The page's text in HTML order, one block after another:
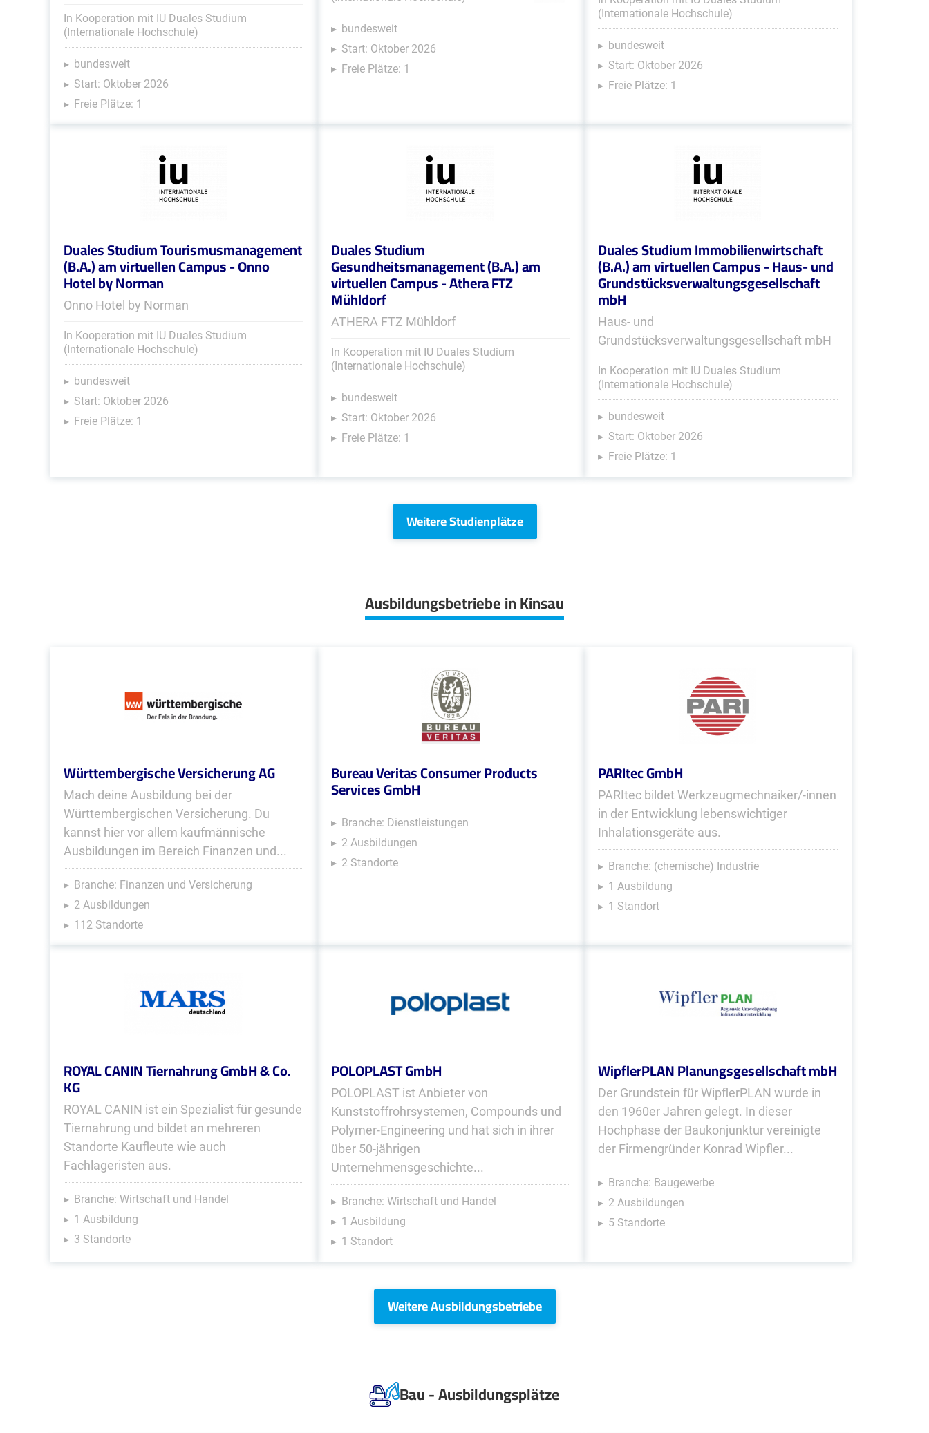
In Kooperation mit IU Duales Studium
(Internationale Hochschule)
bundesweit
Start: Oktober 2026
Freie Plätze: 1
bundesweit
Start: Oktober 2026
Freie Plätze: 1
(Internationale Hochschule)
bundesweit
Start: Oktober 2026
Freie Plätze: 1
Duales Studium Tourismusmanagement
(B.A.) am virtuellen Campus - Onno
Hotel by Norman
Onno Hotel by Norman
In Kooperation mit IU Duales Studium
(Internationale Hochschule)
bundesweit
Start: Oktober 2026
Freie Plätze: 1
Duales Studium
Gesundheitsmanagement (B.A.) am
virtuellen Campus - Athera FTZ
Mühldorf
ATHERA FTZ Mühldorf
In Kooperation mit IU Duales Studium
(Internationale Hochschule)
bundesweit
Start: Oktober 2026
Freie Plätze: 1
Duales Studium Immobilienwirtschaft
(B.A.) am virtuellen Campus - Haus- und
Grundstücksverwaltungsgesellschaft
mbH
Haus- und
Grundstücksverwaltungsgesellschaft mbH
In Kooperation mit IU Duales Studium
(Internationale Hochschule)
bundesweit
Start: Oktober 2026
Freie Plätze: 1
Weitere Studienplätze
Ausbildungsbetriebe in Kinsau
Württembergische Versicherung AG
Mach deine Ausbildung bei der
Württembergischen Versicherung. Du
kannst hier vor allem kaufmännische
Ausbildungen im Bereich Finanzen und...
Branche: Finanzen und Versicherung
2 Ausbildungen
112 Standorte
Bureau Veritas Consumer Products
Services GmbH
Branche: Dienstleistungen
2 Ausbildungen
2 Standorte
PARItec GmbH
PARItec bildet Werkzeugmechnaiker/-innen
in der Entwicklung lebenswichtiger
Inhalationsgeräte aus.
Branche: (chemische) Industrie
1 Ausbildung
1 Standort
ROYAL CANIN Tiernahrung GmbH & Co.
KG
ROYAL CANIN ist ein Spezialist für gesunde
Tiernahrung und bildet an mehreren
Standorte Kaufleute wie auch
Fachlageristen aus.
Branche: Wirtschaft und Handel
1 Ausbildung
3 Standorte
POLOPLAST GmbH
POLOPLAST ist Anbieter von
Kunststoffrohrsystemen, Compounds und
Polymer-Engineering und hat sich in ihrer
über 50-jährigen
Unternehmensgeschichte...
Branche: Wirtschaft und Handel
1 Ausbildung
1 Standort
WipflerPLAN Planungsgesellschaft mbH
Der Grundstein für WipflerPLAN wurde in
den 1960er Jahren gelegt. In dieser
Hochphase der Baukonjunktur vereinigte
der Firmengründer Konrad Wipfler...
Branche: Baugewerbe
2 Ausbildungen
5 Standorte
Weitere Ausbildungsbetriebe
Bau - Ausbildungsplätze